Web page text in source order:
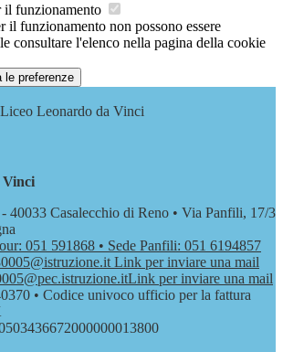
il funzionamento
il funzionamento non possono essere
consultare l'elenco nella pagina della cookie
le preferenze
Liceo Leonardo da Vinci
Vinci
40033 Casalecchio di Reno • Via Panfili, 17/3
051 591868 • Sede Panfili: 051 6194857
Link per inviare una mail
Link per inviare una mail
• Codice univoco ufficio per la fattura